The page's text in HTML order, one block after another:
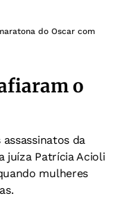
do Oscar com
o
da
juíza Patrícia Acioli
mulheres